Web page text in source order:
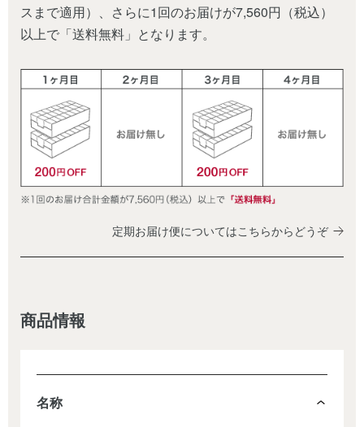
スまで適用）、さらに1回のお届けが7,560円（税込）
以上で「送料無料」となります。
定期お届け便についてはこちらからどうぞ
商品情報
名称